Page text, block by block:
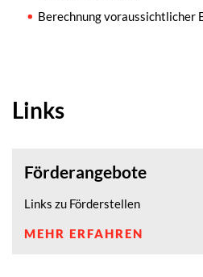
Berechnung voraussichtlicher
Links
Förderangebote
Links zu Förderstellen
MEHR ERFAHREN